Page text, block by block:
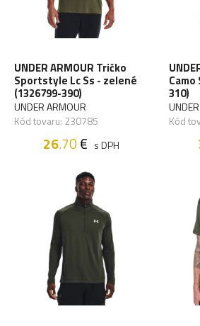
UNDER ARMOUR Tričko
Sportstyle Lc Ss - zelené
(1326799-390)
UNDER ARMOUR
Kód tovaru: 230785
26.70€ s DPH
310)
Kód